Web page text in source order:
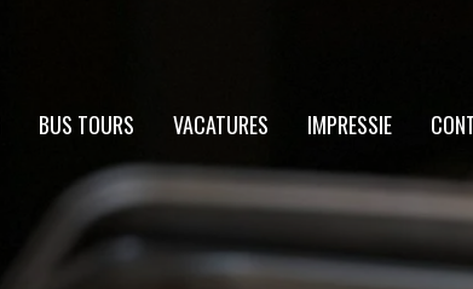
BUS TOURS VACATURES IMPRESSIE